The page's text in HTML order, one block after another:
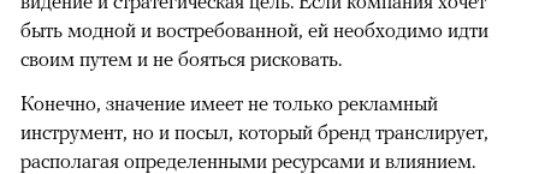
быть модной и востребованной, ей необходимо идти
своим путем и не бояться рисковать.
Конечно, значение имеет не только рекламный
инструмент, но и посыл, который бренд транслирует,
располагая определенными ресурсами и влиянием.